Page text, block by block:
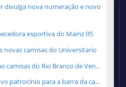
divulga nova numeração e novo
esportiva do Mainz 05
novas camisas do Universitario
camisas do Rio Branco de Ven...
patrocínio para a barra da ca...